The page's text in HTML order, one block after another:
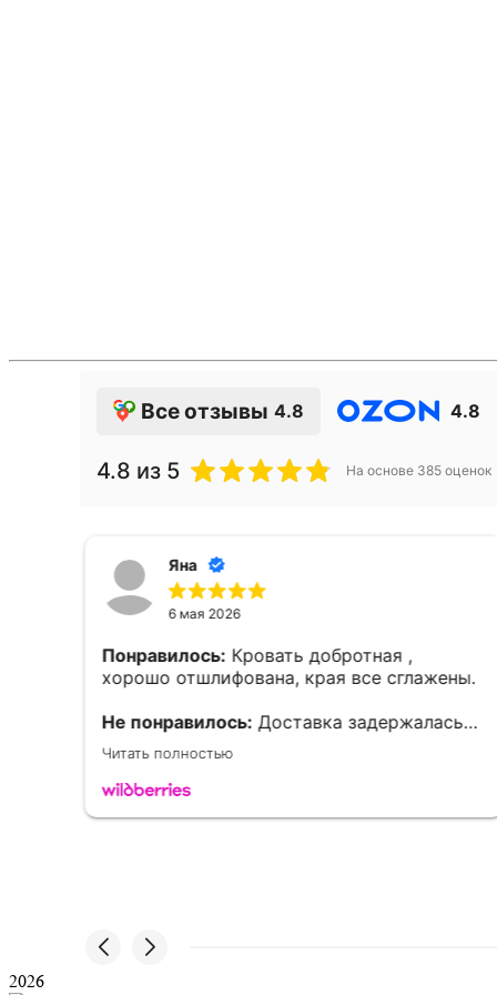
Все отзывы 4.8 4.8
4.8 из 5 На основе 385 оценок
Яна
6 мая 2026
Понравилось: Кровать добротная ,
хорошо отшлифована, края все сглажены.
Не понравилось: Доставка задержалась
на 2 дня.
Читать полностью
2026